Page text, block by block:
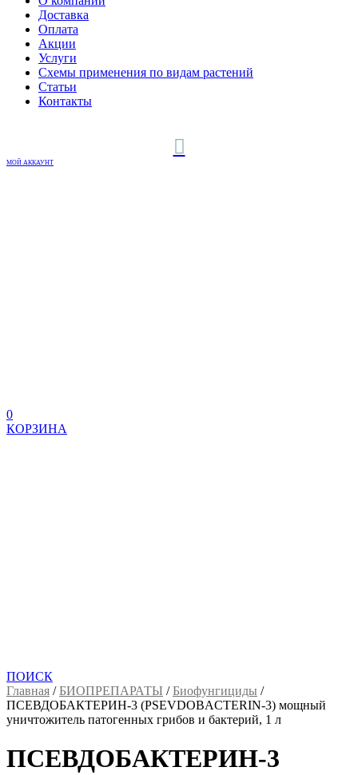
Доставка
Оплата
Акции
Услуги
Схемы применения по видам растений
Статьи
Контакты
МОЙ АККАУНТ
0
КОРЗИНА
ПОИСК
Главная /БИОПРЕПАРАТЫ /Биофунгициды /
ПСЕВДОБАКТЕРИН-3 (PSEVDOBACTERIN-3) мощный
уничтожитель патогенных грибов и бактерий, 1 л
ПСЕВДОБАКТЕРИН-3